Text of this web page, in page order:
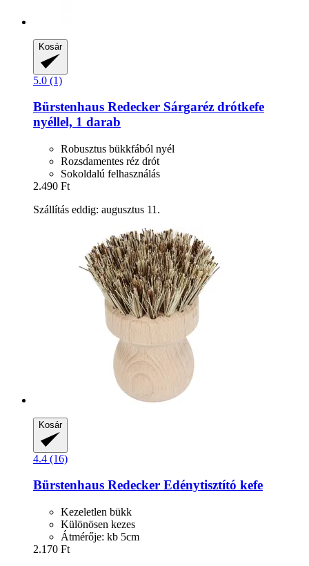
Kosár
5.0 (1)
Bürstenhaus Redecker Sárgaréz drótkefe
nyéllel, 1 darab
Robusztus bükkfából nyél
Rozsdamentes réz drót
Sokoldalú felhasználás
2.490 Ft
Szállítás eddig: augusztus 11.
Kosár
4.4 (16)
Bürstenhaus Redecker Edénytisztító kefe
Kezeletlen bükk
Különösen kezes
Átmérője: kb 5cm
2.170 Ft